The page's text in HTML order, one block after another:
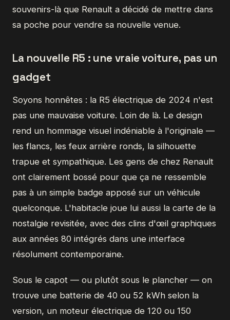
souvenirs-là que Renault a décidé de mettre dans
sa poche pour vendre sa nouvelle venue.
La nouvelle R5 : une vraie voiture, pas un
gadget
Soyons honnêtes : la R5 électrique de 2024 n'est
pas une mauvaise voiture. Loin de là. Le design
rend un hommage visuel indéniable à l'originale —
les flancs, les feux arrière ronds, la silhouette
trapue et sympathique. Les gens de chez Renault
ont clairement bossé pour que ça ne ressemble
pas à un simple badge apposé sur un véhicule
quelconque. L'habitacle joue lui aussi la carte de la
nostalgie revisitée, avec des clins d'œil graphiques
aux années 80 intégrés dans une interface
résolument contemporaine.
Sous le capot — ou plutôt sous le plancher — on
trouve une batterie de 40 ou 52 kWh selon la
version, un moteur électrique de 120 ou 150